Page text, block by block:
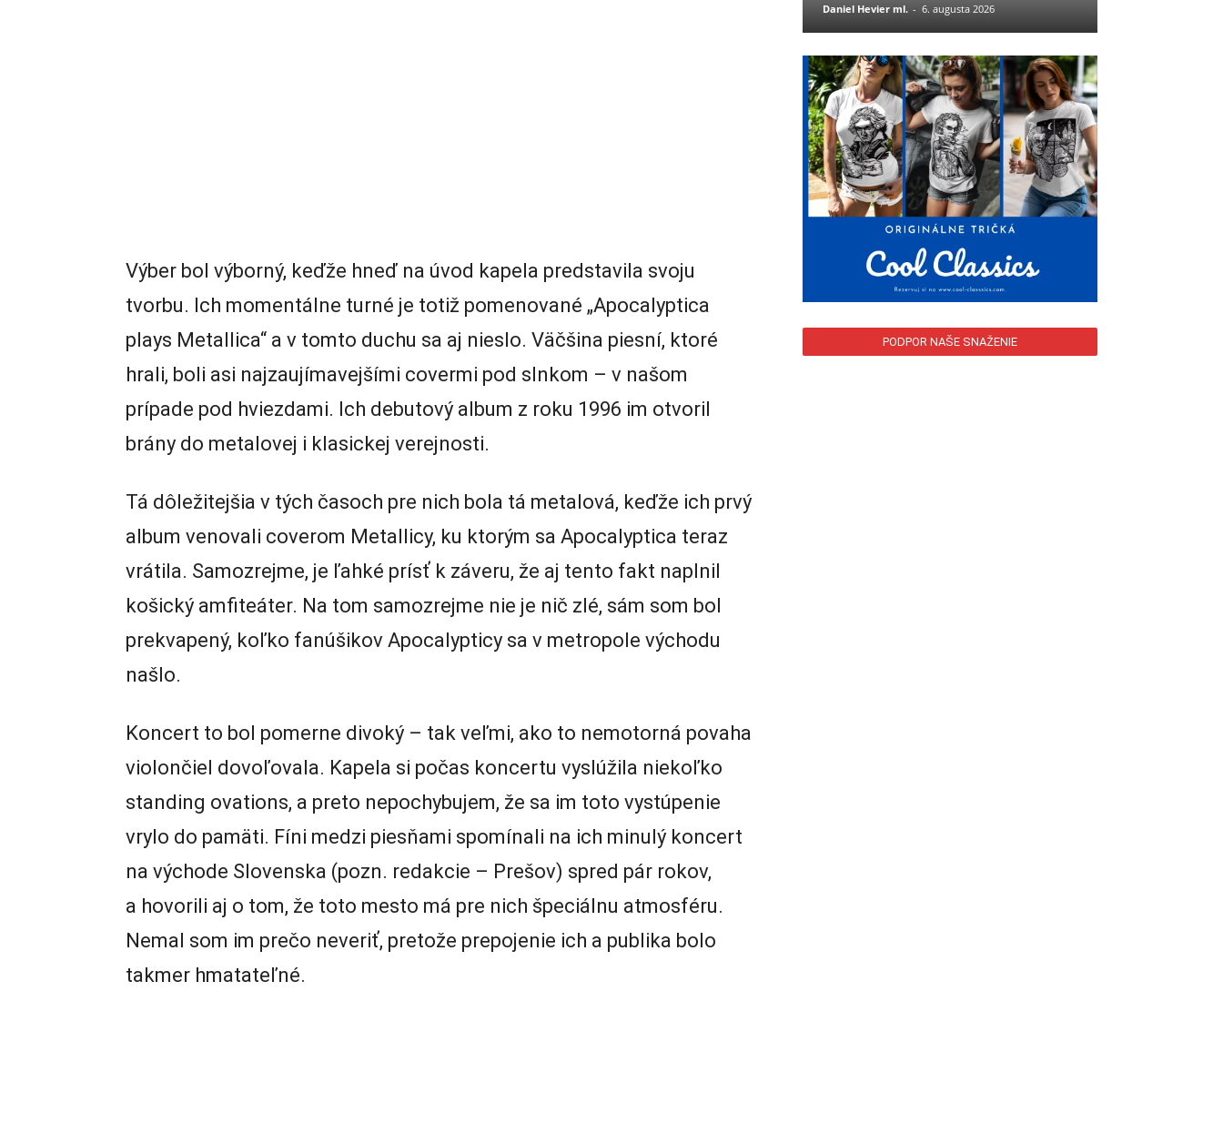
Výber bol výborný, keďže hneď na úvod kapela predstavila svoju
tvorbu. Ich momentálne turné je totiž pomenované „Apocalyptica
plays Metallica“ a v tomto duchu sa aj nieslo. Väčšina piesní, ktoré
hrali, boli asi najzaujímavejšími covermi pod slnkom – v našom
prípade pod hviezdami. Ich debutový album z roku 1996 im otvoril
brány do metalovej i klasickej verejnosti.
Tá dôležitejšia v tých časoch pre nich bola tá metalová, keďže ich prvý
album venovali coverom Metallicy, ku ktorým sa Apocalyptica teraz
vrátila. Samozrejme, je ľahké prísť k záveru, že aj tento fakt naplnil
košický amfiteáter. Na tom samozrejme nie je nič zlé, sám som bol
prekvapený, koľko fanúšikov Apocalypticy sa v metropole východu
našlo.
Koncert to bol pomerne divoký – tak veľmi, ako to nemotorná povaha
violončiel dovoľovala. Kapela si počas koncertu vyslúžila niekoľko
standing ovations, a preto nepochybujem, že sa im toto vystúpenie
vrylo do pamäti. Fíni medzi piesňami spomínali na ich minulý koncert
na východe Slovenska (pozn. redakcie – Prešov) spred pár rokov,
a hovorili aj o tom, že toto mesto má pre nich špeciálnu atmosféru.
Nemal som im prečo neveriť, pretože prepojenie ich a publika bolo
takmer hmatateľné.
Daniel Hevier ml. - 6. augusta 2026
PODPOR NAŠE SNAŽENIE